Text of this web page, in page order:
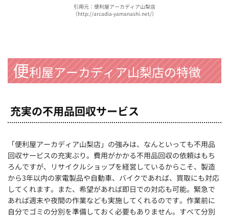
引用元：便利屋アーカディア山梨店
（http://arcadia-yamanashi.net/）
便利屋アーカディア山梨店の特徴
充実の不用品回収サービス
「便利屋アーカディア山梨店」の強みは、なんといっても不用品
回収サービスの充実ぶり。費用がかかる不用品回収の依頼はもち
ろんですが、リサイクルショップを経営しているからこそ、製造
から3年以内の家電製品や自動車、バイクであれば、買取にも対応
してくれます。また、希望があれば即日での対応も可能。緊急で
あれば週末や夜間の作業なども実施してくれるのです。作業前に
自分でゴミの分別を準備しておく必要もありません。すべて分別